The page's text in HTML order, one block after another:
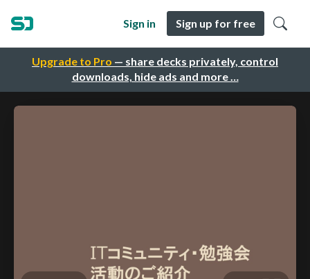
Upgrade to Pro — share decks privately, control
downloads, hide ads and more …
Sign in Sign up for free